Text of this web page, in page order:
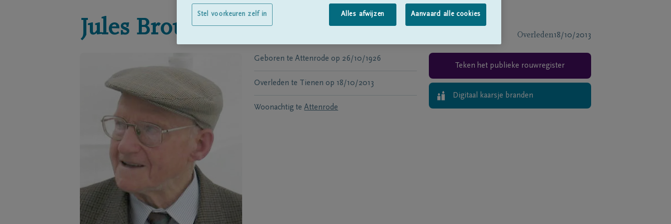
Jules Brouwers Overleden18/10/2013
Geboren te Attenrode op 26/10/1926
Overleden te Tienen op 18/10/2013
Woonachtig te Attenrode
Teken het publieke rouwregister
Digitaal kaarsje branden
Alles afwijzen Aanvaard alle cookies
Stel voorkeuren zelf in